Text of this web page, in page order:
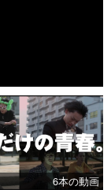
6本の動画